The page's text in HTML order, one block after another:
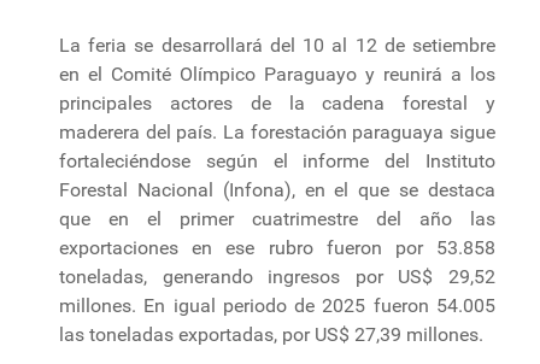
La feria se desarrollará del 10 al 12 de setiembre
en el Comité Olímpico Paraguayo y reunirá a los
principales actores de la cadena forestal y
maderera del país. La forestación paraguaya sigue
fortaleciéndose según el informe del Instituto
Forestal Nacional (Infona), en el que se destaca
que en el primer cuatrimestre del año las
exportaciones en ese rubro fueron por 53.858
toneladas, generando ingresos por US$ 29,52
millones. En igual periodo de 2025 fueron 54.005
las toneladas exportadas, por US$ 27,39 millones.